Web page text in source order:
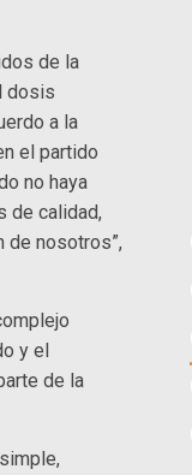
de la
dosis
a la
el partido
no haya
de calidad,
de nosotros”,
y el
de la